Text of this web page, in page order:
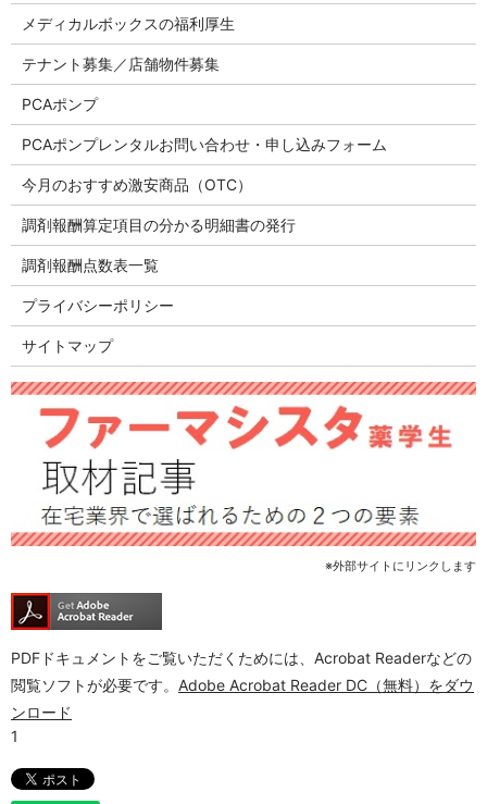
メディカルボックスの福利厚生
テナント募集／店舗物件募集
PCAポンプ
PCAポンプレンタルお問い合わせ・申し込みフォーム
今月のおすすめ激安商品（OTC）
調剤報酬算定項目の分かる明細書の発行
調剤報酬点数表一覧
プライバシーポリシー
サイトマップ
※外部サイトにリンクします
PDFドキュメントをご覧いただくためには、Acrobat Readerなどの
閲覧ソフトが必要です。 Adobe Acrobat Reader DC（無料）をダウ
ンロード